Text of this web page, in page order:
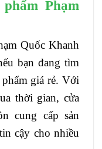
Phạm
Quốc Khanh
bạn đang tìm
giá rẻ. Với
thời gian, cửa
cung cấp sản
cậy cho nhiều